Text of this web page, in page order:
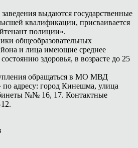
выдаются государственные
квалификации, присваивается
полиции».
общеобразовательных
и лица имеющие среднее
здоровья, в возрасте до 25
обращаться в МО МВД
адресу: город Кинешма, улица
№№ 16, 17. Контактные